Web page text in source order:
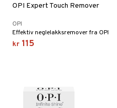
OPI Expert Touch Remover
OPI
Effektiv neglelakksremover fra OPI
kr 115